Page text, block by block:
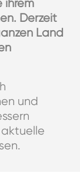
Derzeit
Land
und
aktuelle